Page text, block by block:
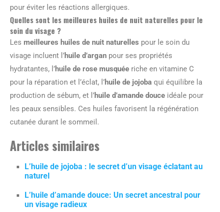
pour éviter les réactions allergiques.
Quelles sont les meilleures huiles de nuit naturelles pour le
soin du visage ?
Les meilleures huiles de nuit naturelles pour le soin du
visage incluent l’huile d’argan pour ses propriétés
hydratantes, l’huile de rose musquée riche en vitamine C
pour la réparation et l’éclat, l’huile de jojoba qui équilibre la
production de sébum, et l’huile d’amande douce idéale pour
les peaux sensibles. Ces huiles favorisent la régénération
cutanée durant le sommeil.
Articles similaires
L’huile de jojoba : le secret d’un visage éclatant au
naturel
L’huile d’amande douce: Un secret ancestral pour
un visage radieux